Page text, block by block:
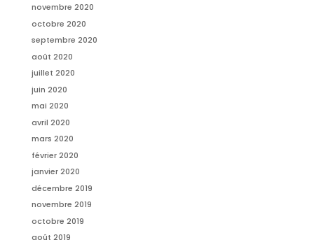
novembre 2020
octobre 2020
septembre 2020
août 2020
juillet 2020
juin 2020
mai 2020
avril 2020
mars 2020
février 2020
janvier 2020
décembre 2019
novembre 2019
octobre 2019
août 2019